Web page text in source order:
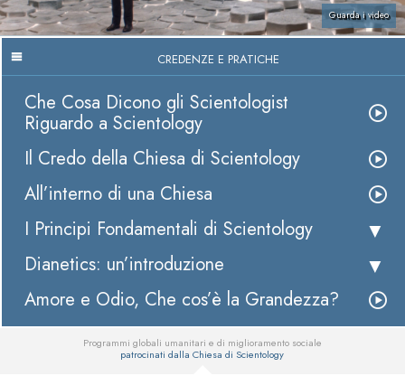
Guarda i video
CREDENZE E PRATICHE
Che Cosa Dicono gli Scientologist
Riguardo a Scientology
Il Credo della Chiesa di Scientology
All’interno di una Chiesa
I Principi Fondamentali di Scientology
Dianetics: un’introduzione
Amore e Odio, Che cos’è la Grandezza?
Programmi globali umanitari e di miglioramento sociale
patrocinati dalla Chiesa di Scientology